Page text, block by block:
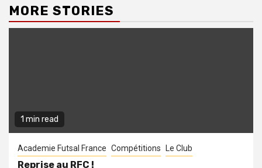
MORE STORIES
1 min read
Academie Futsal France Compétitions Le Club
Reprise au RFC !